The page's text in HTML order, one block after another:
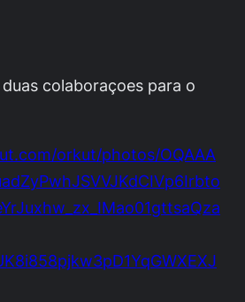
colaboraçoes para o
orkut/photos/OQAAA